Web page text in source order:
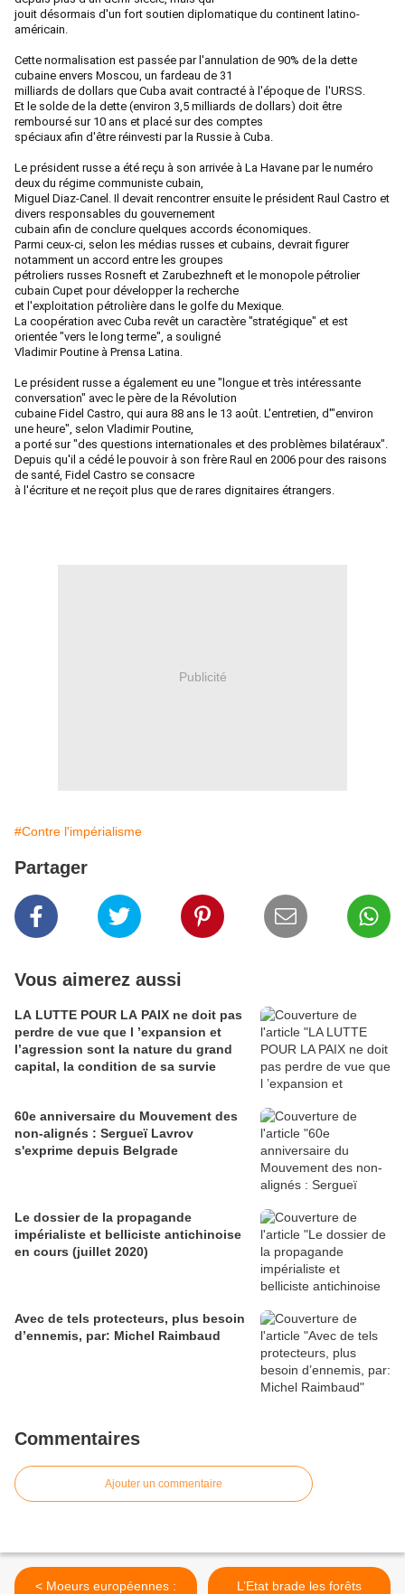
jouit désormais d'un fort soutien diplomatique du continent latino-
américain.
Cette normalisation est passée par l'annulation de 90% de la dette
cubaine envers Moscou, un fardeau de 31
milliards de dollars que Cuba avait contracté à l'époque de l'URSS.
Et le solde de la dette (environ 3,5 milliards de dollars) doit être
remboursé sur 10 ans et placé sur des comptes
spéciaux afin d'être réinvesti par la Russie à Cuba.
Le président russe a été reçu à son arrivée à La Havane par le numéro
deux du régime communiste cubain,
Miguel Diaz-Canel. Il devait rencontrer ensuite le président Raul Castro et
divers responsables du gouvernement
cubain afin de conclure quelques accords économiques.
Parmi ceux-ci, selon les médias russes et cubains, devrait figurer
notamment un accord entre les groupes
pétroliers russes Rosneft et Zarubezhneft et le monopole pétrolier
cubain Cupet pour développer la recherche
et l'exploitation pétrolière dans le golfe du Mexique.
La coopération avec Cuba revêt un caractère "stratégique" et est
orientée "vers le long terme", a souligné
Vladimir Poutine à Prensa Latina.
Le président russe a également eu une "longue et très intéressante
conversation" avec le père de la Révolution
cubaine Fidel Castro, qui aura 88 ans le 13 août. L'entretien, d'"environ
une heure", selon Vladimir Poutine,
a porté sur "des questions internationales et des problèmes bilatéraux".
Depuis qu'il a cédé le pouvoir à son frère Raul en 2006 pour des raisons
de santé, Fidel Castro se consacre
à l'écriture et ne reçoit plus que de rares dignitaires étrangers.
Publicité
#Contre l'impérialisme
Partager
Vous aimerez aussi
LA LUTTE POUR LA PAIX ne doit pas
perdre de vue que l ’expansion et
l’agression sont la nature du grand
capital, la condition de sa survie
60e anniversaire du Mouvement des
non-alignés : Sergueï Lavrov
s'exprime depuis Belgrade
Le dossier de la propagande
impérialiste et belliciste antichinoise
en cours (juillet 2020)
Avec de tels protecteurs, plus besoin
d’ennemis, par: Michel Raimbaud
Commentaires
Ajouter un commentaire
< Moeurs européennes :
L’Etat brade les forêts